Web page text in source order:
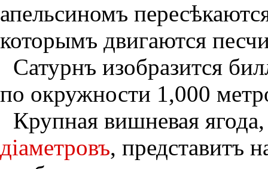
апельсиномъ
которымъ двигаются
Сатурнъ изобразится
по окруж­ности 1,000
Крупная вишневая
дiаметровъ, представитъ